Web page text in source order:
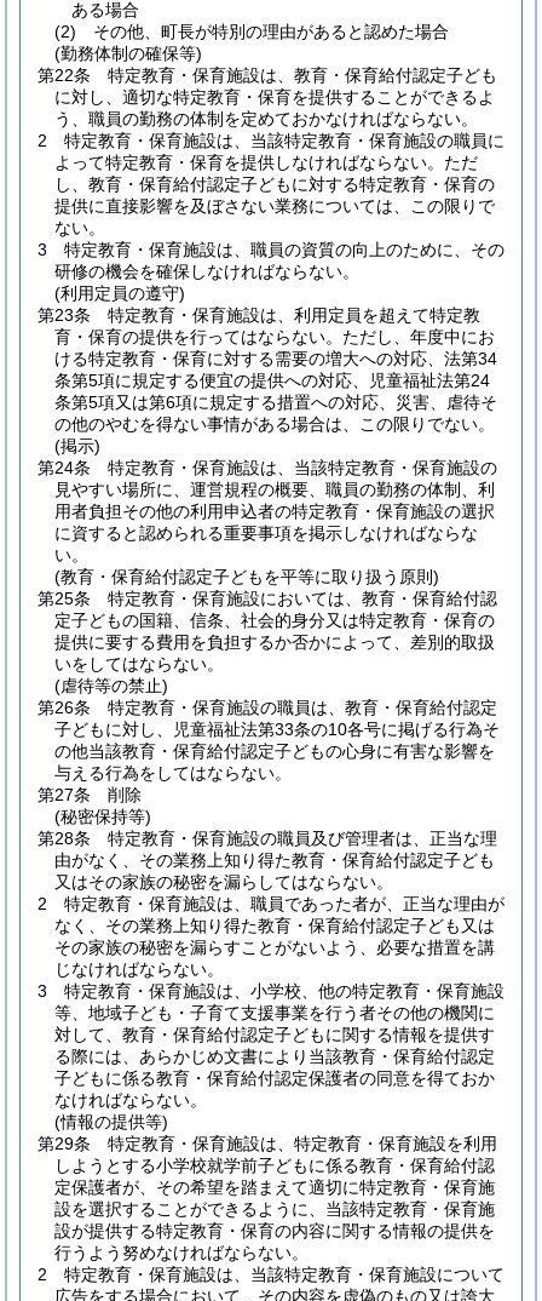
ある場合
(2)
その他、町長が特別の理由があると認めた場合
(勤務体制の確保等)
第22条
特定教育・保育施設は、教育・保育給付認定子ども
に対し、適切な特定教育・保育を提供することができるよ
う、職員の勤務の体制を定めておかなければならない。
2
特定教育・保育施設は、当該特定教育・保育施設の職員に
よって特定教育・保育を提供しなければならない。 ただ
し、教育・保育給付認定子どもに対する特定教育・保育の
提供に直接影響を及ぼさない業務については、この限りで
ない。
3
特定教育・保育施設は、職員の資質の向上のために、その
研修の機会を確保しなければならない。
(利用定員の遵守)
第23条
特定教育・保育施設は、利用定員を超えて特定教
育・保育の提供を行ってはならない。 ただし、年度中にお
ける特定教育・保育に対する需要の増大への対応、法第34
条第5項に規定する便宜の提供への対応、児童福祉法第24
条第5項又は第6項に規定する措置への対応、災害、虐待そ
の他のやむを得ない事情がある場合は、この限りでない。
(掲示)
第24条
特定教育・保育施設は、当該特定教育・保育施設の
見やすい場所に、運営規程の概要、職員の勤務の体制、利
用者負担その他の利用申込者の特定教育・保育施設の選択
に資すると認められる重要事項を掲示しなければならな
い。
(教育・保育給付認定子どもを平等に取り扱う原則)
第25条
特定教育・保育施設においては、教育・保育給付認
定子どもの国籍、信条、社会的身分又は特定教育・保育の
提供に要する費用を負担するか否かによって、差別的取扱
いをしてはならない。
(虐待等の禁止)
第26条
特定教育・保育施設の職員は、教育・保育給付認定
子どもに対し、児童福祉法第33条の10各号に掲げる行為そ
の他当該教育・保育給付認定子どもの心身に有害な影響を
与える行為をしてはならない。
第27条
削除
(秘密保持等)
第28条
特定教育・保育施設の職員及び管理者は、正当な理
由がなく、その業務上知り得た教育・保育給付認定子ども
又はその家族の秘密を漏らしてはならない。
2
特定教育・保育施設は、職員であった者が、正当な理由が
なく、その業務上知り得た教育・保育給付認定子ども又は
その家族の秘密を漏らすことがないよう、必要な措置を講
じなければならない。
3
特定教育・保育施設は、小学校、他の特定教育・保育施設
等、地域子ども・子育て支援事業を行う者その他の機関に
対して、教育・保育給付認定子どもに関する情報を提供す
る際には、あらかじめ文書により当該教育・保育給付認定
子どもに係る教育・保育給付認定保護者の同意を得ておか
なければならない。
(情報の提供等)
第29条
特定教育・保育施設は、特定教育・保育施設を利用
しようとする小学校就学前子どもに係る教育・保育給付認
定保護者が、その希望を踏まえて適切に特定教育・保育施
設を選択することができるように、当該特定教育・保育施
設が提供する特定教育・保育の内容に関する情報の提供を
行うよう努めなければならない。
2
特定教育・保育施設は、当該特定教育・保育施設について
広告をする場合において、その内容を虚偽のもの又は誇大